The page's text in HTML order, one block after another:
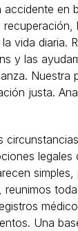
en
vida diaria.
y las
Nuestra
justa.
legales
simples,
reunimos
Una